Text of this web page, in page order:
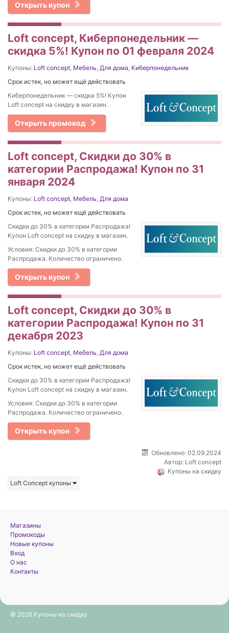
Открыть купон
Loft concept, Киберпонедельник —
скидка 5%! Купон по 01 февраля 2024
Купоны: Loft concept, Мебель, Для дома, Киберпонедельник
Срок истек, но может ещё действовать
Киберпонедельник — скидка 5%! Купон
Loft concept на скидку в магазин.
Открыть промокод
Loft concept, Скидки до 30% в
категории Распродажа! Купон по 31
января 2024
Купоны: Loft concept, Мебель, Для дома
Срок истек, но может ещё действовать
Скидки до 30% в категории Распродажа!
Купон Loft concept на скидку в магазин.
Условия: Скидки до 30% в категории
Распродажа. Количество ограничено.
Открыть купон
Loft concept, Скидки до 30% в
категории Распродажа! Купон по 31
декабря 2023
Купоны: Loft concept, Мебель, Для дома
Срок истек, но может ещё действовать
Скидки до 30% в категории Распродажа!
Купон Loft concept на скидку в магазин.
Условия: Скидки до 30% в категории
Распродажа. Количество ограничено.
Открыть купон
Обновлено: 02.09.2024
Автор: Loft concept
Купоны на скидку
Loft Concept купоны
Магазины
Промокоды
Новые купоны
Вход
О нас
Контакты
© 2026 Купоны на скидку